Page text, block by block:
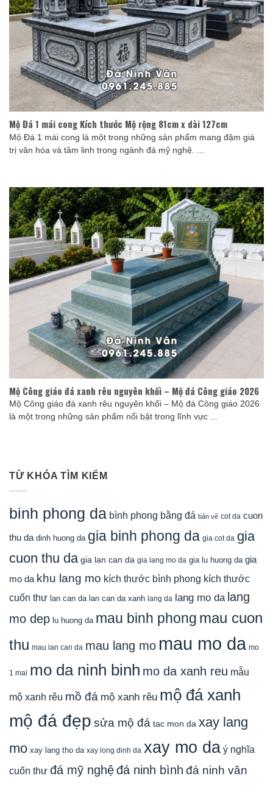
Mộ Đá 1 mái cong Kích thước Mộ rộng 81cm x dài 127cm
Mộ Đá 1 mái cong là một trong những sản phẩm mang đậm giá
trị văn hóa và tâm linh trong ngành đá mỹ nghệ. ...
Mộ Công giáo đá xanh rêu nguyên khối – Mộ đá Công giáo 2026
Mộ Công giáo đá xanh rêu nguyên khối – Mộ đá Công giáo 2026
là một trong những sản phẩm nổi bật trong lĩnh vực ...
TỪ KHÓA TÌM KIẾM
binh phong da bình phong bằng đá bản vẽ cot da cuon
thu da dinh huong da gia binh phong da gia cot da gia
cuon thu da gia lan can da gia lang mo da gia lu huong da gia
mo da khu lang mo kích thước bình phong kích thước
cuốn thư lan can da lan can da xanh lang da lang mo da lang
mo dep lu huong da mau binh phong mau cuon
thu mau lan can da mau lang mo mau mo da mo
1 mai mo da ninh binh mo da xanh reu mẫu
mộ xanh rêu mồ đá mộ xanh rêu mộ đá xanh
mộ đá đẹp sửa mộ đá tac mon da xay lang
mo xay lang tho da xay long dinh da xay mo da ý nghĩa
cuốn thư đá mỹ nghệđá ninh bình đá ninh vân